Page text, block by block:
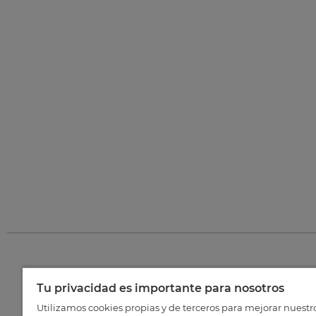
Tu privacidad es importante para nosotros
Utilizamos cookies propias y de terceros para mejorar